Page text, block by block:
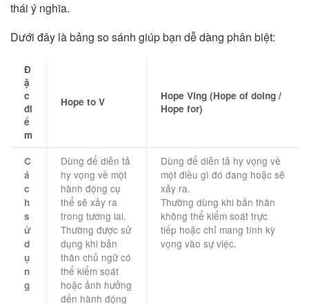
thái ý nghĩa.
Dưới đây là bảng so sánh giúp bạn dễ dàng phân biệt:
Đ
ặ
c
đi
ể
m
Hope to V
Hope Ving (Hope of doing /
Hope for)
C
á
c
h
s
ử
d
ụ
n
g
Dùng để diễn tả
hy vọng về một
hành động cụ
thể sẽ xảy ra
trong tương lai.
Thường được sử
dụng khi bản
thân chủ ngữ có
thể kiểm soát
hoặc ảnh hưởng
đến hành động
Dùng để diễn tả hy vọng về
một điều gì đó đang hoặc sẽ
xảy ra.
Thường dùng khi bản thân
không thể kiểm soát trực
tiếp hoặc chỉ mang tính kỳ
vọng vào sự việc.